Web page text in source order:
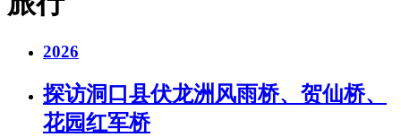
2026
探访洞口县伏龙洲风雨桥、贺仙桥、
花园红军桥